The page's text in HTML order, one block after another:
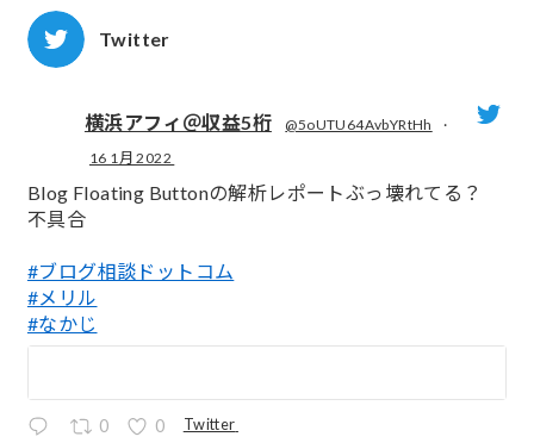
Twitter
横浜アフィ＠収益5桁 @5oUTU64AvbYRtHh
·
16 1月 2022
Blog Floating Buttonの解析レポートぶっ壊れてる？
不具合
#ブログ相談ドットコム
#メリル
#なかじ
0 0 Twitter